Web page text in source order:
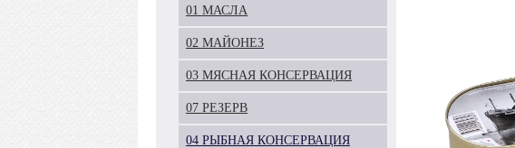
01 МАСЛА
02 МАЙОНЕЗ
03 МЯСНАЯ КОНСЕРВАЦИЯ
07 РЕЗЕРВ
04 РЫБНАЯ КОНСЕРВАЦИЯ